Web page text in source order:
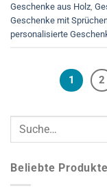
Geschenke aus Holz
Geschenke mit
personalisierte
1 2
Beliebte Produkte